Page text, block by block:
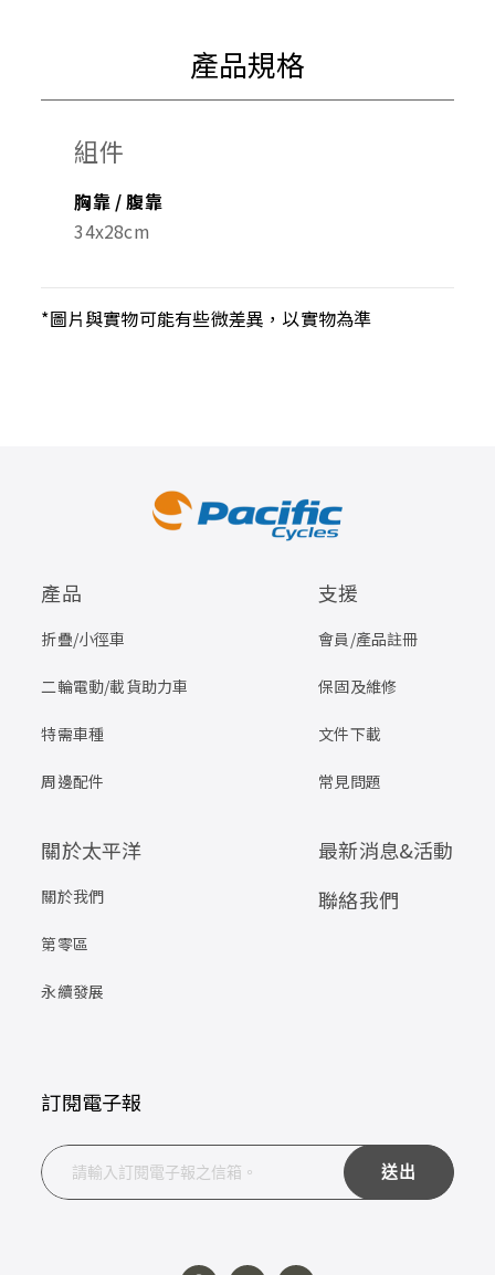
產品規格
組件
胸靠 / 腹靠
34x28cm
*圖片與實物可能有些微差異，以實物為準
產品
折疊/小徑車
二輪電動/載貨助力車
特需車種
周邊配件
支援
會員/產品註冊
保固及維修
文件下載
常見問題
關於太平洋
關於我們
第零區
永續發展
最新消息&活動
聯絡我們
訂閱電子報
送出